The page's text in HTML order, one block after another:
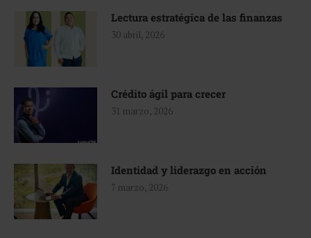
Lectura estratégica de las finanzas
30 abril, 2026
Crédito ágil para crecer
31 marzo, 2026
Identidad y liderazgo en acción
7 marzo, 2026